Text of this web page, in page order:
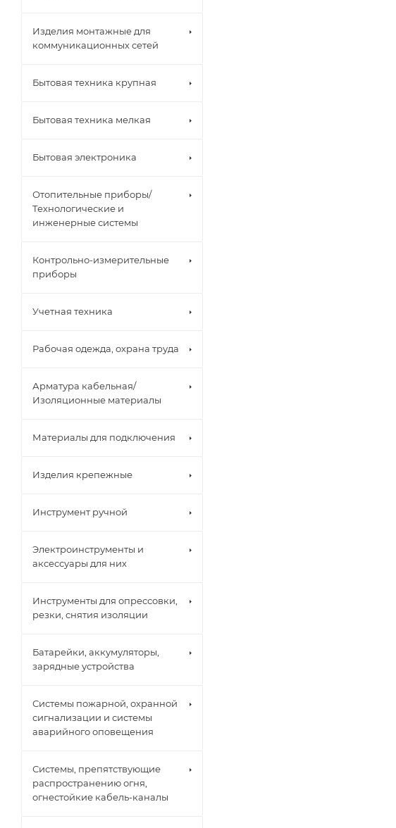
Изделия монтажные для
коммуникационных сетей
Бытовая техника крупная
Бытовая техника мелкая
Бытовая электроника
Отопительные приборы/
Технологические и
инженерные системы
Контрольно-измерительные
приборы
Учетная техника
Рабочая одежда, охрана труда
Арматура кабельная/
Изоляционные материалы
Материалы для подключения
Изделия крепежные
Инструмент ручной
Электроинструменты и
аксессуары для них
Инструменты для опрессовки,
резки, снятия изоляции
Батарейки, аккумуляторы,
зарядные устройства
Системы пожарной, охранной
сигнализации и системы
аварийного оповещения
Системы, препятствующие
распространению огня,
огнестойкие кабель-каналы